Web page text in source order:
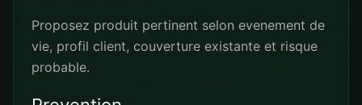
Proposez produit pertinent selon evenement de
vie, profil client, couverture existante et risque
probable.